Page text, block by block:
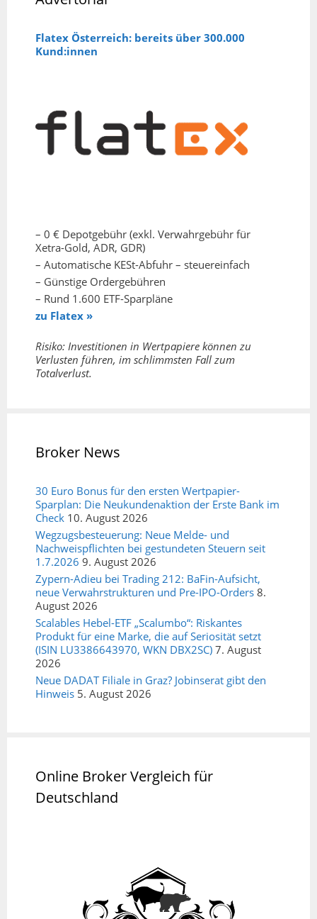
Flatex Österreich: bereits über 300.000
Kund:innen
– 0 € Depotgebühr (exkl. Verwahrgebühr für
Xetra-Gold, ADR, GDR)
– Automatische KESt-Abfuhr – steuereinfach
– Günstige Ordergebühren
– Rund 1.600 ETF-Sparpläne
zu Flatex »
Risiko: Investitionen in Wertpapiere können zu
Verlusten führen, im schlimmsten Fall zum
Totalverlust.
Broker News
30 Euro Bonus für den ersten Wertpapier-
Sparplan: Die Neukundenaktion der Erste Bank im
Check 10. August 2026
Wegzugsbesteuerung: Neue Melde- und
Nachweispflichten bei gestundeten Steuern seit
1.7.2026 9. August 2026
Zypern-Adieu bei Trading 212: BaFin-Aufsicht,
neue Verwahrstrukturen und Pre-IPO-Orders 8.
August 2026
Scalables Hebel-ETF „Scalumbo“: Riskantes
Produkt für eine Marke, die auf Seriosität setzt
(ISIN LU3386643970, WKN DBX2SC) 7. August
2026
Neue DADAT Filiale in Graz? Jobinserat gibt den
Hinweis 5. August 2026
Online Broker Vergleich für
Deutschland